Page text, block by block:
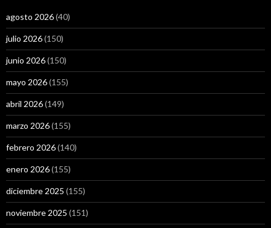
agosto 2026(40)
julio 2026(150)
junio 2026(150)
mayo 2026(155)
abril 2026(149)
marzo 2026(155)
febrero 2026(140)
enero 2026(155)
diciembre 2025 (155)
noviembre 2025 (151)